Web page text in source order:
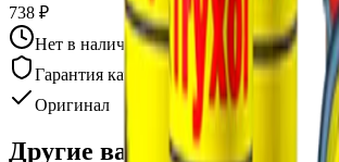
738 ₽
Нет в наличии
Гарантия качества
Оригинал
Другие варианты: